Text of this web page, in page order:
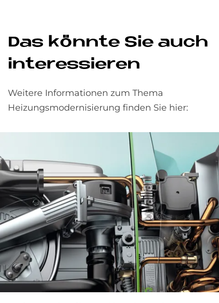
Das könn­te Sie auch
in­ter­es­sie­ren
Weitere Informationen zum Thema
Heizungsmodernisierung finden Sie hier: